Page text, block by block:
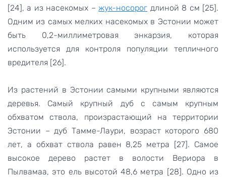
[24], а из насекомых –жук-носорог длиной 8 см [25].
Одним из самых мелких насекомых в Эстонии может
быть 0,2-миллиметровая энкарзия, которая
используется для контроля популяции тепличного
вредителя [26].
Из растений в Эстонии самыми крупными являются
деревья. Самый крупный дуб с самым крупным
обхватом ствола, произрастающий на территории
Эстонии – дуб Тамме-Лаури, возраст которого 680
лет, а обхват ствола равен 8,25 метра [27]. Самое
высокое дерево растет в волости Вериора в
Пылвамаа, это ель высотой 48,6 метра [28]. Одно из